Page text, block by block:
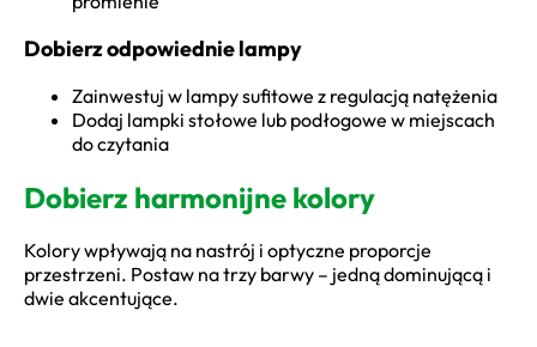
Dobierz odpowiednie lampy
Zainwestuj w lampy sufitowe z regulacją natężenia
Dodaj lampki stołowe lub podłogowe w miejscach
do czytania
Dobierz harmonijne kolory
Kolory wpływają na nastrój i optyczne proporcje
przestrzeni. Postaw na trzy barwy – jedną dominującą i
dwie akcentujące.